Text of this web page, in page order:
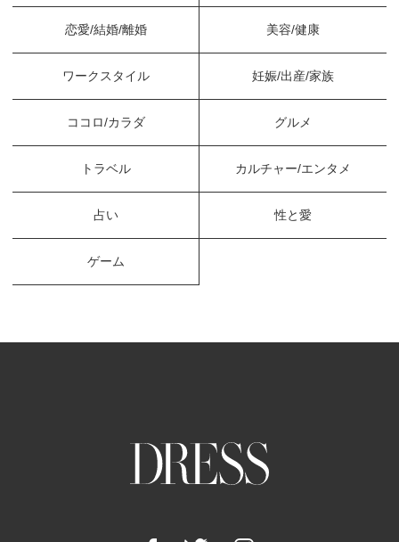
恋愛/結婚/離婚 美容/健康
ワークスタイル 妊娠/出産/家族
ココロ/カラダ グルメ
トラベル カルチャー/エンタメ
占い 性と愛
ゲーム